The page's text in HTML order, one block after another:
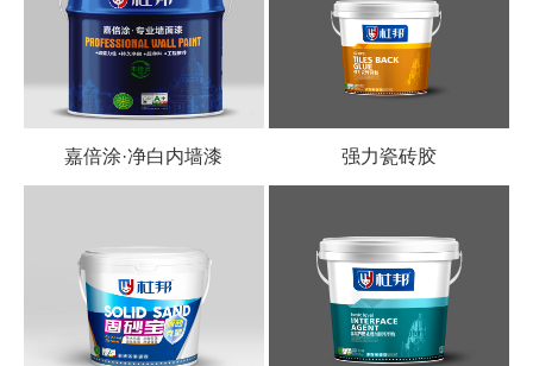
嘉倍涂·净白内墙漆 强力瓷砖胶